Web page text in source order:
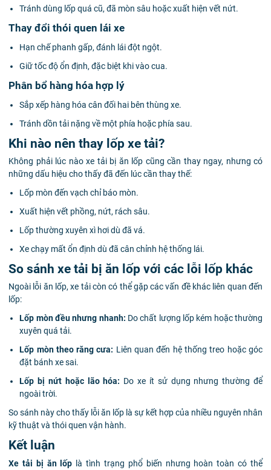
Tránh dùng lốp quá cũ, đã mòn sâu hoặc xuất hiện vết nứt.
Thay đổi thói quen lái xe
Hạn chế phanh gấp, đánh lái đột ngột.
Giữ tốc độ ổn định, đặc biệt khi vào cua.
Phân bổ hàng hóa hợp lý
Sắp xếp hàng hóa cân đối hai bên thùng xe.
Tránh dồn tải nặng về một phía hoặc phía sau.
Khi nào nên thay lốp xe tải?
Không phải lúc nào xe tải bị ăn lốp cũng cần thay ngay, nhưng có
những dấu hiệu cho thấy đã đến lúc cần thay thế:
Lốp mòn đến vạch chỉ báo mòn.
Xuất hiện vết phồng, nứt, rách sâu.
Lốp thường xuyên xì hơi dù đã vá.
Xe chạy mất ổn định dù đã cân chỉnh hệ thống lái.
So sánh xe tải bị ăn lốp với các lỗi lốp khác
Ngoài lỗi ăn lốp, xe tải còn có thể gặp các vấn đề khác liên quan đến
lốp:
Lốp mòn đều nhưng nhanh: Do chất lượng lốp kém hoặc thường
xuyên quá tải.
Lốp mòn theo răng cưa: Liên quan đến hệ thống treo hoặc góc
đặt bánh xe sai.
Lốp bị nứt hoặc lão hóa: Do xe ít sử dụng nhưng thường để
ngoài trời.
So sánh này cho thấy lỗi ăn lốp là sự kết hợp của nhiều nguyên nhân
kỹ thuật và thói quen vận hành.
Kết luận
Xe tải bị ăn lốp là tình trạng phổ biến nhưng hoàn toàn có thể